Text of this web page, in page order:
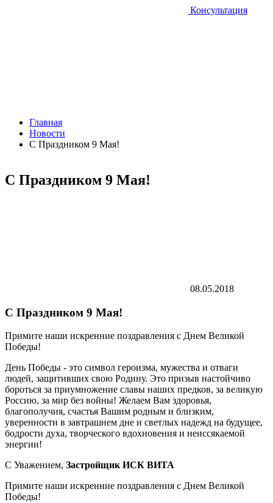
Консультация
Главная
Новости
С Праздником 9 Мая!
С Праздником 9 Мая!
08.05.2018
С Праздником 9 Мая!
Примите наши искренние поздравления с Днем Великой
Победы!
День Победы - это символ героизма, мужества и отваги
людей, защитивших свою Родину. Это призыв настойчиво
бороться за приумножение славы наших предков, за великую
Россию, за мир без войны! Желаем Вам здоровья,
благополучия, счастья Вашим родным и близким,
уверенности в завтрашнем дне и светлых надежд на будущее,
бодрости духа, творческого вдохновения и неиссякаемой
энергии!
С Уважением, Застройщик ИСК ВИТА
Примите наши искренние поздравления с Днем Великой
Победы!